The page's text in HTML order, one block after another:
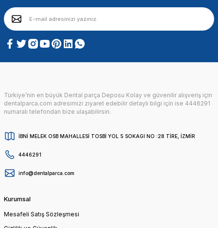
Türkiye’nin en büyük Dental parça Deposu Kolay ve güvenilir alışveriş için
dentalparca.com adresimizi ziyaret edebilir detaylı bilgi için ise 4446291
numaralı telefondan bize ulaşabilirsin.
İBNİ MELEK OSB MAHALLESİ TOSBİ YOL 5 SOKAGI NO :28 TİRE, İZMİR
4446291
info@dentalparca.com
Kurumsal
Mesafeli Satış Sözleşmesi